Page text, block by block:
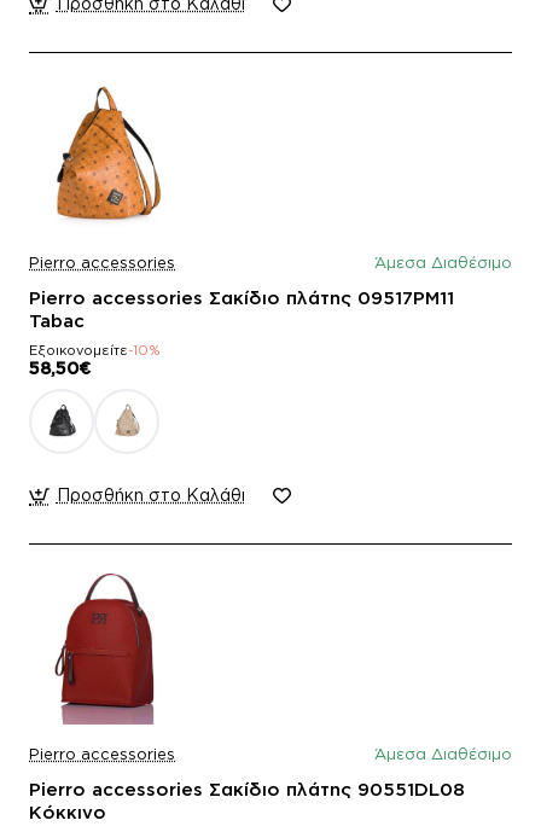
Pierro accessories Άμεσα Διαθέσιμο
Pierro accessories Σακίδιο πλάτης 09517PM11
Tabac
Εξοικονομείτε-10%
58,50€
Προσθήκη στο Καλάθι
Pierro accessories Άμεσα Διαθέσιμο
Pierro accessories Σακίδιο πλάτης 90551DL08
Κόκκινο